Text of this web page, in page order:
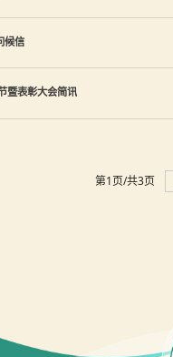
候信
暨表彰大会简讯
第1页/共3页